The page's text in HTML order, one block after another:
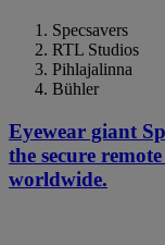
Specsavers
RTL Studios
Pihlajalinna
Bühler
Eyewear giant
the secure
worldwide.